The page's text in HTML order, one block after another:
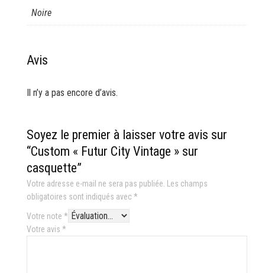
Noire
Avis
Il n’y a pas encore d’avis.
Soyez le premier à laisser votre avis sur
“Custom « Futur City Vintage » sur
casquette”
Votre adresse e-mail ne sera pas publiée. Les champs
obligatoires sont indiqués avec *
Votre note *
Votre avis *